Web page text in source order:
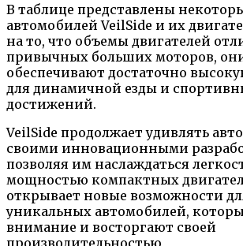
В таблице представлены
автомобилей VeilSide и их
на то, что объемы двигателей
привычных больших моторов,
обеспечивают достаточно
для динамичной езды и
достижений.
VeilSide продолжает удивлять
своими инновационными
позволяя им наслаждаться
мощностью компактных
открывает новые возможности
уникальных автомобилей,
внимание и восторгают своей
производительностью.